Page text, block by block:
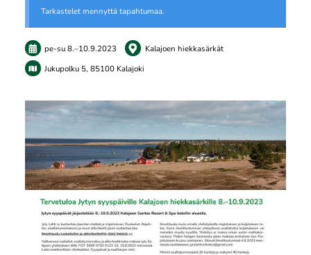
Tarkastelet mennyttä tapahtumaa.
pe-su8.–10.9.2023
Kalajoen hiekkasärkät
Jukupolku 5, 85100 Kalajoki